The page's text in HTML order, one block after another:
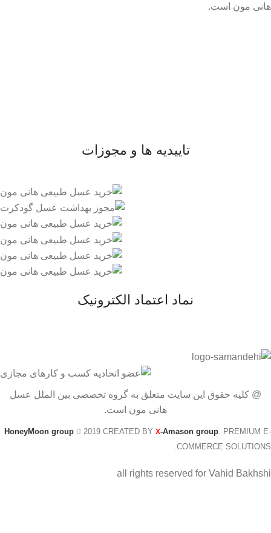
هانی مون است.
تاییدیه ها و مجوزات
نماد اعتماد الکترونیک
@ کلیه حقوق این سایت متعلق به گروه تخصصی بین الملل عسل
هانی مون است.
HoneyMoon group 2019 CREATED BY X-Amason group . PREMIUM E-
COMMERCE SOLUTIONS.
all rights reserved for Vahid Bakhshi